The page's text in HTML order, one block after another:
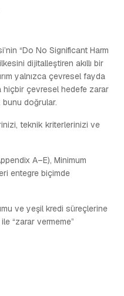
“Do No Significant Harm
dijitalleştiren akıllı bir
yalnızca çevresel fayda
hiçbir çevresel hedefe zarar
bunu doğrular.
teknik kriterlerinizi ve
A–E), Minimum
entegre biçimde
ve yeşil kredi süreçlerine
“zarar vermeme”